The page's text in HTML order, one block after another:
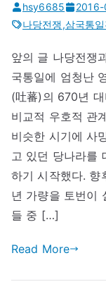
hsy6685
나당전쟁 ,삼국통
앞의 글 나당전쟁
국통일에 엄청난
(吐蕃)의 670년
비교적 우호적 관
비슷한 시기에 사
고 있던 당나라를
하기 시작했다.
년 가량을 토번이
들 중 […]
Read More